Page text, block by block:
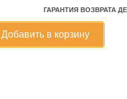
ГАРАНТИЯ ВОЗВРАТА
Добавить в корзину